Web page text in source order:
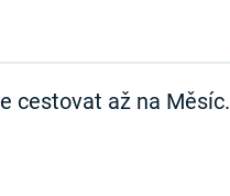
cestovat až na Měsíc.